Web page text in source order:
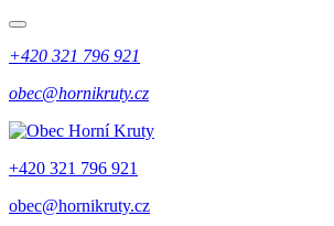
+420 321 796 921
obec@hornikruty.cz
+420 321 796 921
obec@hornikruty.cz